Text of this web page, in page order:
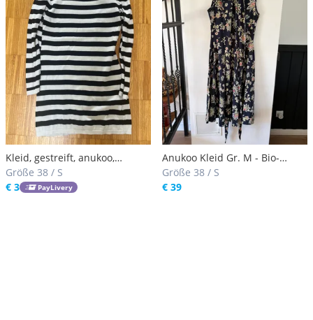
Kleid, gestreift, anukoo,
Weltladen fairtrade, organic,
Bio Baumwolle
Größe 38 / S
€ 3
PayLivery
Anukoo Kleid Gr. M - Bio-
Baumwolle & Fairtrade - Navy
Floral
Größe 38 / S
€ 39